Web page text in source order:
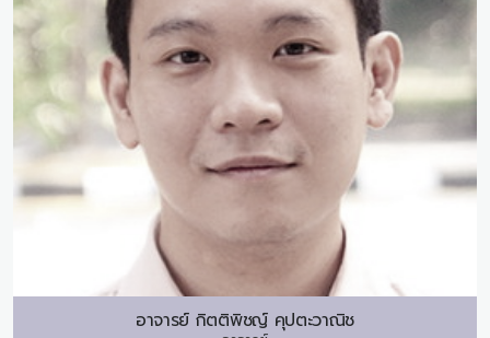
อาจารย์ กิตติพิชญ์ คุปตะวาณิช